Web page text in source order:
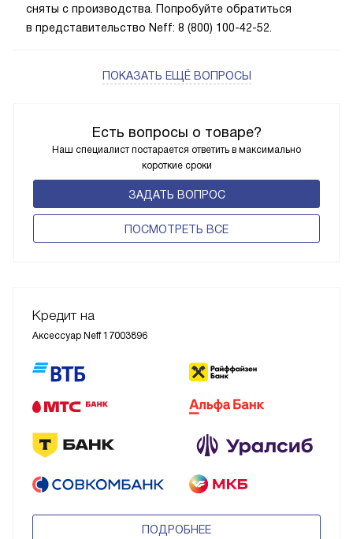
Есть вопросы о товаре?
Наш специалист постарается ответить в максимально
короткие сроки
ЗАДАТЬ ВОПРОС
ПОCМОТРЕТЬ ВСЕ
сняты с производства. Попробуйте обратиться
в представительство Neff: 8 (800) 100-42-52.
ПОКАЗАТЬ ЕЩЁ ВОПРОСЫ
Кредит на
Аксессуар Neff 17003896
ПОДРОБНЕЕ